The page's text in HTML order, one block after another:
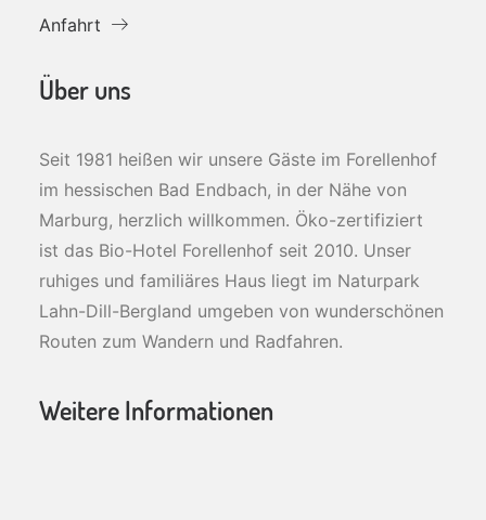
Anfahrt
Über uns
Seit 1981 heißen wir unsere Gäste im Forellenhof
im hessischen Bad Endbach, in der Nähe von
Marburg, herzlich willkommen. Öko-zertifiziert
ist das Bio-Hotel Forellenhof seit 2010. Unser
ruhiges und familiäres Haus liegt im Naturpark
Lahn-Dill-Bergland umgeben von wunderschönen
Routen zum Wandern und Radfahren.
Weitere Informationen